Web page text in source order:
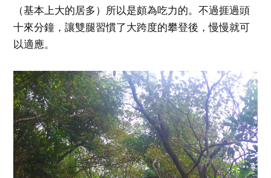
（基本上大的居多）所以是頗為吃力的。不過捱過頭
十來分鐘，讓雙腿習慣了大跨度的攀登後，慢慢就可
以適應。